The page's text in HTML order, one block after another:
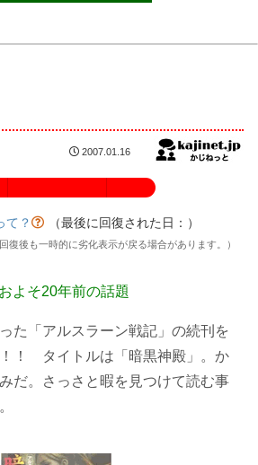
2007.01.16
て？ （最後に回復された日： ）
復後も一時的に劣化表示が戻る場合があります。）
よそ20年前の話題
た「アルスラーン戦記」の続刊を
！ タイトルは「暗黒神殿」。か
だ。さっさと暇を見つけて読む事